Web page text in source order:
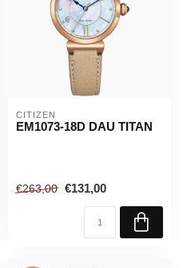
CITIZEN
EM1073-18D DAU TITAN
€263,00 €131,00